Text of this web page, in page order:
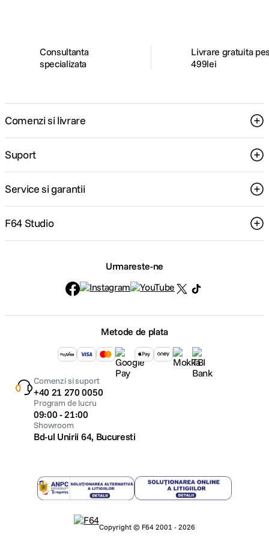
Consultanta
specializata
Livrare gratuita
499lei
Comenzi si livrare
Suport
Service si garantii
F64 Studio
Urmareste-ne
Metode de plata
Comenzi si suport
+40 21 270 0050
Program de lucru
09:00 - 21:00
Showroom
Bd-ul Unirii 64, Bucuresti
Copyright © F64 2001 - 2026